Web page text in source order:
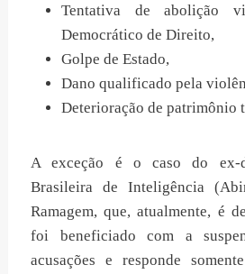
Tentativa de abolição
Democrático de Direito,
Golpe de Estado,
Dano qualificado pela
Deterioração de patrimônio
A exceção é o caso do ex-
Brasileira de Inteligência
Ramagem, que, atualmente, é
foi beneficiado com a
acusações e responde